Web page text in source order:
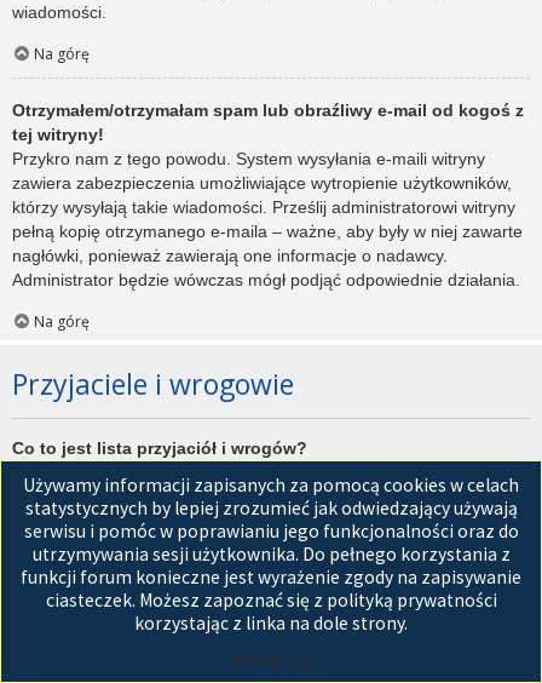
wiadomości.
Na górę
Otrzymałem/otrzymałam spam lub obraźliwy e-mail od kogoś z
tej witryny!
Przykro nam z tego powodu. System wysyłania e-maili witryny
zawiera zabezpieczenia umożliwiające wytropienie użytkowników,
którzy wysyłają takie wiadomości. Prześlij administratorowi witryny
pełną kopię otrzymanego e-maila – ważne, aby były w niej zawarte
nagłówki, ponieważ zawierają one informacje o nadawcy.
Administrator będzie wówczas mógł podjąć odpowiednie działania.
Na górę
Przyjaciele i wrogowie
Co to jest lista przyjaciół i wrogów?
użytkowników witryny. Użytkownicy dodani do listy przyjaciół będą
wyświetleni na karciePrzyjacieleznajdującej się w panelu
zarządzania kontem. Z tego poziomu można szybko sprawdzić ich
status, a także wysłać prywatną wiadomość. Zależnie od
używanego stylu witryny, posty tych użytkowników mogą być
wyróżniane. Jeśli użytkownik zostanie dodany do listy wrogów,
Używamy informacji zapisanych za pomocą cookies w celach
statystycznych by lepiej zrozumieć jak odwiedzający używają
serwisu i pomóc w poprawianiu jego funkcjonalności oraz do
utrzymywania sesji użytkownika. Do pełnego korzystania z
funkcji forum konieczne jest wyrażenie zgody na zapisywanie
ciasteczek. Możesz zapoznać się z polityką prywatności
korzystając z linka na dole strony.
Akceptuję